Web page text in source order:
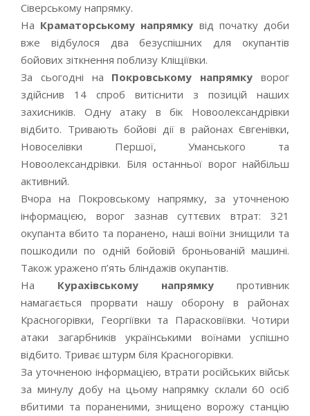
Сіверському напрямку.
На Краматорському напрямку від початку доби
вже відбулося два безуспішних для окупантів
бойових зіткнення поблизу Кліщіївки.
За сьогодні на Покровському напрямку ворог
здійснив 14 спроб витіснити з позицій наших
захисників. Одну атаку в бік Новоолександрівки
відбито. Тривають бойові дії в районах Євгенівки,
Новоселівки Першої, Уманського та
Новоолександрівки. Біля останньої ворог найбільш
активний.
Вчора на Покровському напрямку, за уточненою
інформацією, ворог зазнав суттєвих втрат: 321
окупанта вбито та поранено, наші воїни знищили та
пошкодили по одній бойовій броньованій машині.
Також уражено п’ять бліндажів окупантів.
На Курахівському напрямку противник
намагається прорвати нашу оборону в районах
Красногорівки, Георгіївки та Парасковіївки. Чотири
атаки загарбників українськими воїнами успішно
відбито. Триває штурм біля Красногорівки.
За уточненою інформацією, втрати російських військ
за минулу добу на цьому напрямку склали 60 осіб
вбитими та пораненими, знищено ворожу станцію